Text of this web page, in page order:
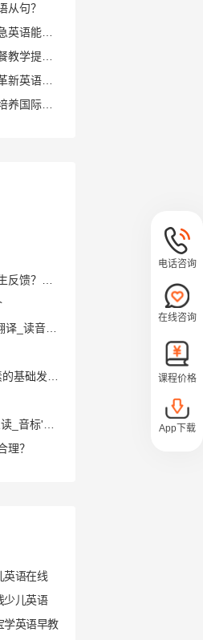
从句？
VIPKID 如何培养孩子紧急英语能力？
VIPKID 如何通过餐厅点餐教学提升少儿英语应用能力？
VIPKID 如何用酒店场景革新英语教学？
VIPKID 如何用英语日记培养国际化人才？
route是什么意思_route翻译_读音_用法_翻译
理？
英语在线
少儿英语
学英语早教
电话咨询
在线咨询
课程价格
App下载